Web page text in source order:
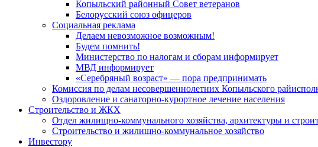
Копыльский районный Совет ветеранов
Белорусский союз офицеров
Социальная реклама
Делаем невозможное возможным!
Будем помнить!
Министерство по налогам и сборам информирует
МВД информирует
«Серебряный возраст» — пора предпринимать
Комиссия по делам несовершеннолетних Копыльского
Оздоровление и санаторно-курортное лечение населения
Строительство и ЖКХ
Отдел жилищно-коммунального хозяйства, архитектуры и
Строительство и жилищно-коммунальное хозяйство
Инвестору